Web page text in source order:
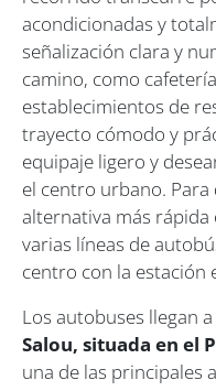
acondicionadas y
señalización clara y
camino, como
establecimientos de
trayecto cómodo y
equipaje ligero y
el centro urbano.
alternativa más
varias líneas de
centro con la estación
Los autobuses llegan a
Salou, situada en el
una de las principales